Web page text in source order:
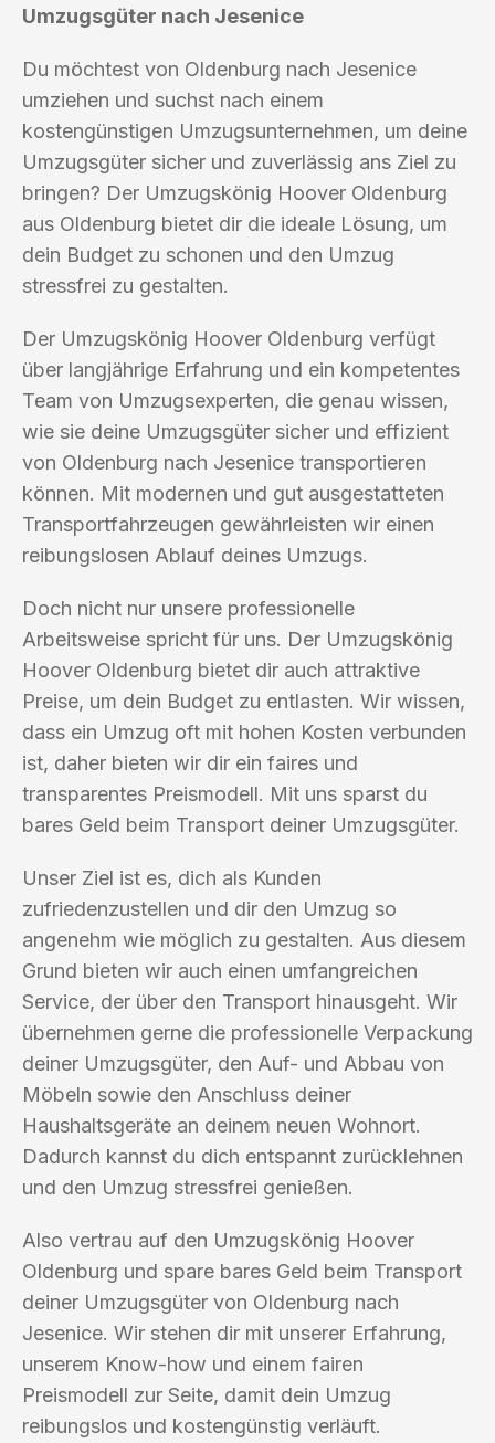
Umzugsgüter nach Jesenice
Du möchtest von Oldenburg nach Jesenice
umziehen und suchst nach einem
kostengünstigen Umzugsunternehmen, um deine
Umzugsgüter sicher und zuverlässig ans Ziel zu
bringen? Der Umzugskönig Hoover Oldenburg
aus Oldenburg bietet dir die ideale Lösung, um
dein Budget zu schonen und den Umzug
stressfrei zu gestalten.
Der Umzugskönig Hoover Oldenburg verfügt
über langjährige Erfahrung und ein kompetentes
Team von Umzugsexperten, die genau wissen,
wie sie deine Umzugsgüter sicher und effizient
von Oldenburg nach Jesenice transportieren
können. Mit modernen und gut ausgestatteten
Transportfahrzeugen gewährleisten wir einen
reibungslosen Ablauf deines Umzugs.
Doch nicht nur unsere professionelle
Arbeitsweise spricht für uns. Der Umzugskönig
Hoover Oldenburg bietet dir auch attraktive
Preise, um dein Budget zu entlasten. Wir wissen,
dass ein Umzug oft mit hohen Kosten verbunden
ist, daher bieten wir dir ein faires und
transparentes Preismodell. Mit uns sparst du
bares Geld beim Transport deiner Umzugsgüter.
Unser Ziel ist es, dich als Kunden
zufriedenzustellen und dir den Umzug so
angenehm wie möglich zu gestalten. Aus diesem
Grund bieten wir auch einen umfangreichen
Service, der über den Transport hinausgeht. Wir
übernehmen gerne die professionelle Verpackung
deiner Umzugsgüter, den Auf- und Abbau von
Möbeln sowie den Anschluss deiner
Haushaltsgeräte an deinem neuen Wohnort.
Dadurch kannst du dich entspannt zurücklehnen
und den Umzug stressfrei genießen.
Also vertrau auf den Umzugskönig Hoover
Oldenburg und spare bares Geld beim Transport
deiner Umzugsgüter von Oldenburg nach
Jesenice. Wir stehen dir mit unserer Erfahrung,
unserem Know-how und einem fairen
Preismodell zur Seite, damit dein Umzug
reibungslos und kostengünstig verläuft.